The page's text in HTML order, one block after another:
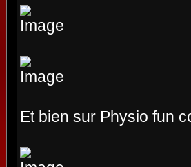
Et bien sur Physio fun